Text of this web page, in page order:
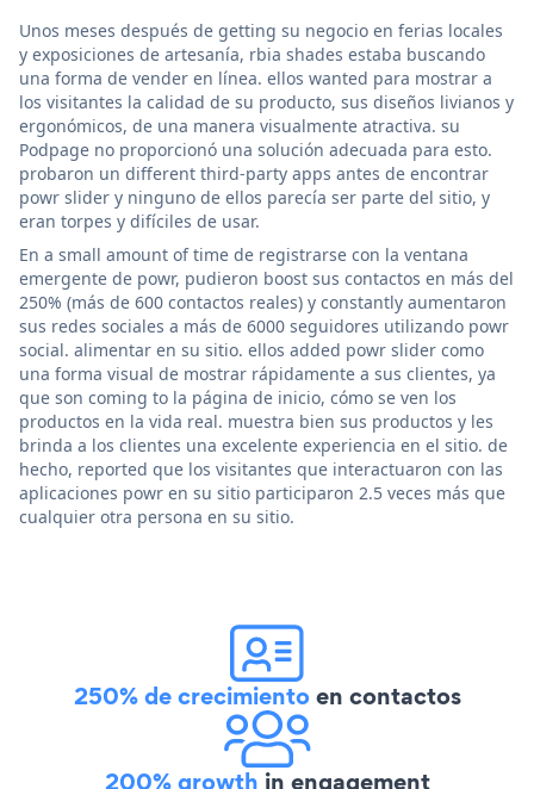
Unos meses después de getting su negocio en ferias locales
y exposiciones de artesanía, rbia shades estaba buscando
una forma de vender en línea. ellos wanted para mostrar a
los visitantes la calidad de su producto, sus diseños livianos y
ergonómicos, de una manera visualmente atractiva. su
Podpage no proporcionó una solución adecuada para esto.
probaron un different third-party apps antes de encontrar
powr slider y ninguno de ellos parecía ser parte del sitio, y
eran torpes y difíciles de usar.
En a small amount of time de registrarse con la ventana
emergente de powr, pudieron boost sus contactos en más del
250% (más de 600 contactos reales) y constantly aumentaron
sus redes sociales a más de 6000 seguidores utilizando powr
social. alimentar en su sitio. ellos added powr slider como
una forma visual de mostrar rápidamente a sus clientes, ya
que son coming to la página de inicio, cómo se ven los
productos en la vida real. muestra bien sus productos y les
brinda a los clientes una excelente experiencia en el sitio. de
hecho, reported que los visitantes que interactuaron con las
aplicaciones powr en su sitio participaron 2.5 veces más que
cualquier otra persona en su sitio.
250% de crecimientoen contactos
200% growth in engagement